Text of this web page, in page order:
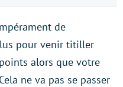
de
pour venir titiller
alors que votre
ne va pas se passer